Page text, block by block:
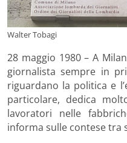
Walter Tobagi
28 maggio 1980 – A
giornalista sempre in
riguardano la politica e
particolare, dedica
lavoratori nelle
informa sulle contese tra